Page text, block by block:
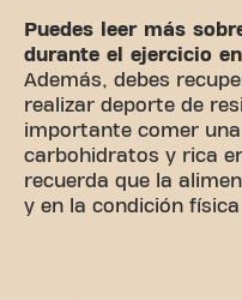
Puedes leer más
durante el ejercicio
Además, debes
realizar deporte de
importante comer
carbohidratos y rica
recuerda que la
y en la condición